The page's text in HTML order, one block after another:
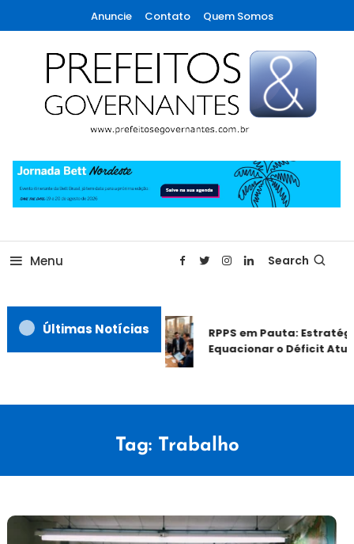
To
Content
Anuncie Contato Quem Somos
Prefeitos & Governantes
Menu Search
Últimas Notícias
RPPS em Pauta:
Equacionar o Déficit
Tag: Trabalho